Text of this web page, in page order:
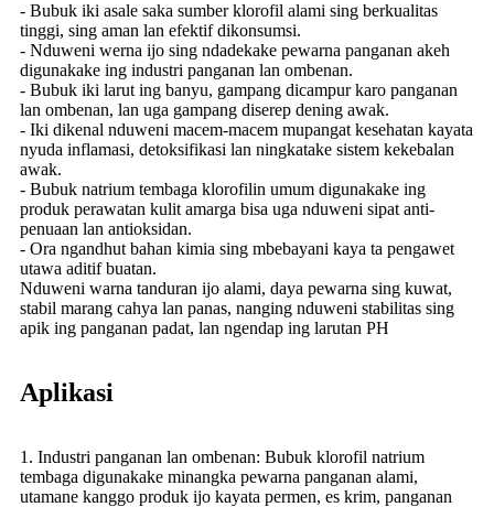
- Bubuk iki asale saka sumber klorofil alami sing berkualitas
tinggi, sing aman lan efektif dikonsumsi.
- Nduweni werna ijo sing ndadekake pewarna panganan akeh
digunakake ing industri panganan lan ombenan.
- Bubuk iki larut ing banyu, gampang dicampur karo panganan
lan ombenan, lan uga gampang diserep dening awak.
- Iki dikenal nduweni macem-macem mupangat kesehatan kayata
nyuda inflamasi, detoksifikasi lan ningkatake sistem kekebalan
awak.
- Bubuk natrium tembaga klorofilin umum digunakake ing
produk perawatan kulit amarga bisa uga nduweni sipat anti-
penuaan lan antioksidan.
- Ora ngandhut bahan kimia sing mbebayani kaya ta pengawet
utawa aditif buatan.
Nduweni warna tanduran ijo alami, daya pewarna sing kuwat,
stabil marang cahya lan panas, nanging nduweni stabilitas sing
apik ing panganan padat, lan ngendap ing larutan PH
Aplikasi
1. Industri panganan lan ombenan: Bubuk klorofil natrium
tembaga digunakake minangka pewarna panganan alami,
utamane kanggo produk ijo kayata permen, es krim, panganan